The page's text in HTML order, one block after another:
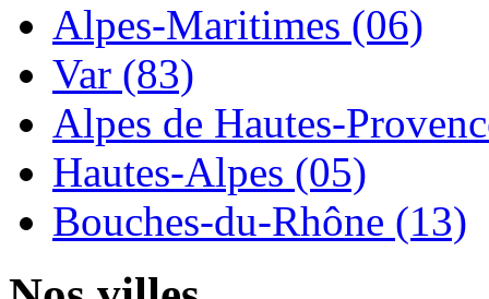
Alpes-Maritimes (06)
Var (83)
Alpes de Hautes-
Hautes-Alpes (05)
Bouches-du-Rhône (13)